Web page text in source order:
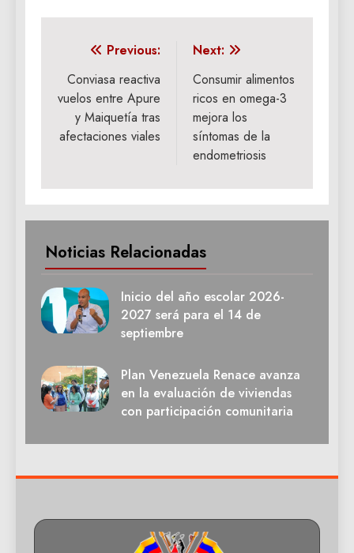
Navegación
de
entradas
Previous:
Conviasa reactiva
vuelos entre Apure
y Maiquetía tras
afectaciones viales
Next:
Consumir alimentos
ricos en omega-3
mejora los
síntomas de la
endometriosis
Noticias Relacionadas
Inicio del año escolar 2026-
2027 será para el 14 de
septiembre
Plan Venezuela Renace avanza
en la evaluación de viviendas
con participación comunitaria